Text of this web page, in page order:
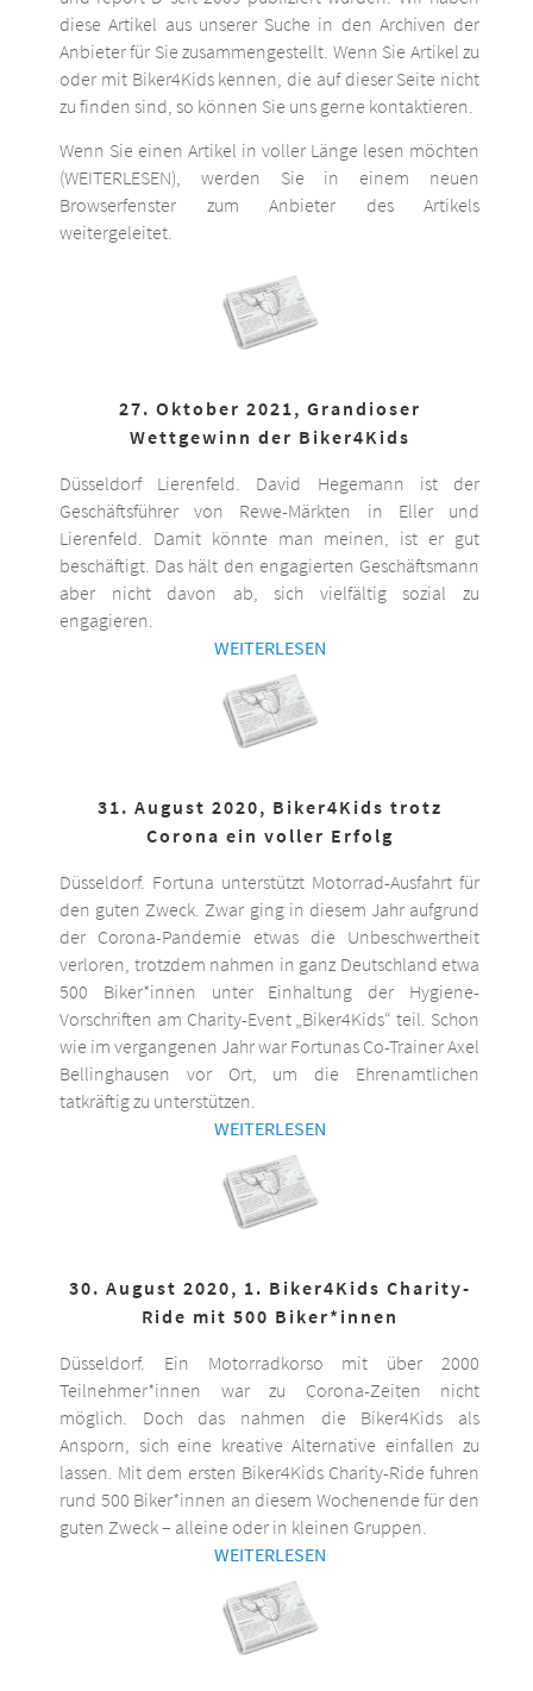
diese Artikel aus unserer Suche in den Archiven der
Anbieter für Sie zusammengestellt. Wenn Sie Artikel zu
oder mit Biker4Kids kennen, die auf dieser Seite nicht
zu finden sind, so können Sie uns gerne kontaktieren.
Wenn Sie einen Artikel in voller Länge lesen möchten
(WEITERLESEN), werden Sie in einem neuen
Browserfenster zum Anbieter des Artikels
weitergeleitet.
27. Oktober 2021, Grandioser
Wettgewinn der Biker4Kids
Düsseldorf Lierenfeld. David Hegemann ist der
Geschäftsführer von Rewe-Märkten in Eller und
Lierenfeld. Damit könnte man meinen, ist er gut
beschäftigt. Das hält den engagierten Geschäftsmann
aber nicht davon ab, sich vielfältig sozial zu
engagieren.
WEITERLESEN
31. August 2020, Biker4Kids trotz
Corona ein voller Erfolg
Düsseldorf. Fortuna unterstützt Motorrad-Ausfahrt für
den guten Zweck. Zwar ging in diesem Jahr aufgrund
der Corona-Pandemie etwas die Unbeschwertheit
verloren, trotzdem nahmen in ganz Deutschland etwa
500 Biker*innen unter Einhaltung der Hygiene-
Vorschriften am Charity-Event „Biker4Kids“ teil. Schon
wie im vergangenen Jahr war Fortunas Co-Trainer Axel
Bellinghausen vor Ort, um die Ehrenamtlichen
tatkräftig zu unterstützen.
WEITERLESEN
30. August 2020, 1. Biker4Kids Charity-
Ride mit 500 Biker*innen
Düsseldorf. Ein Motorradkorso mit über 2000
Teilnehmer*innen war zu Corona-Zeiten nicht
möglich. Doch das nahmen die Biker4Kids als
Ansporn, sich eine kreative Alternative einfallen zu
lassen. Mit dem ersten Biker4Kids Charity-Ride fuhren
rund 500 Biker*innen an diesem Wochenende für den
guten Zweck – alleine oder in kleinen Gruppen.
WEITERLESEN